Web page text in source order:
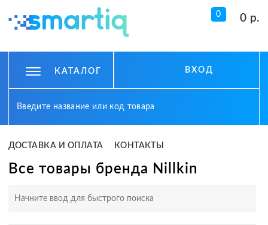
0 0 р.
КАТАЛОГ ВХОД
ДОСТАВКА И ОПЛАТА КОНТАКТЫ
Все товары бренда Nillkin